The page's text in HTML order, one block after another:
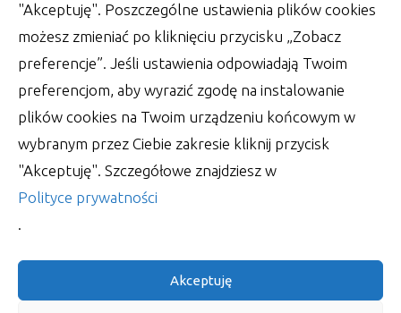
"Akceptuję". Poszczególne ustawienia plików cookies
możesz zmieniać po kliknięciu przycisku „Zobacz
preferencje”. Jeśli ustawienia odpowiadają Twoim
preferencjom, aby wyrazić zgodę na instalowanie
plików cookies na Twoim urządzeniu końcowym w
wybranym przez Ciebie zakresie kliknij przycisk
"Akceptuję". Szczegółowe znajdziesz w
Polityce prywatności
.
Akceptuję
Wsparcie księgowości – zadbaj o
jednolity plik kontrolny
utrzymać na dłużej jedną pracę, wypada ciągle